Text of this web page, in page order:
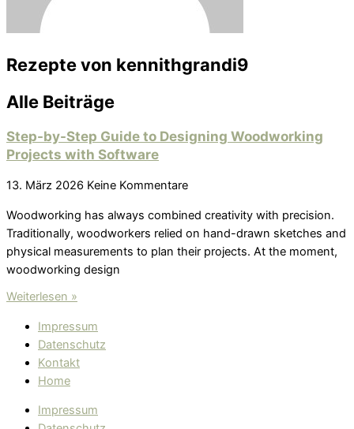
Rezepte von kennithgrandi9
Alle Beiträge
Step-by-Step Guide to Designing Woodworking
Projects with Software
13. März 2026 Keine Kommentare
Woodworking has always combined creativity with precision.
Traditionally, woodworkers relied on hand-drawn sketches and
physical measurements to plan their projects. At the moment,
woodworking design
Weiterlesen »
Impressum
Datenschutz
Kontakt
Home
Impressum